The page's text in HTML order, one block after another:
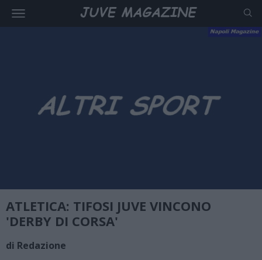
ATLETICA: TIFOSI JUVE VINCONO
'DERBY DI CORSA'
di Redazione